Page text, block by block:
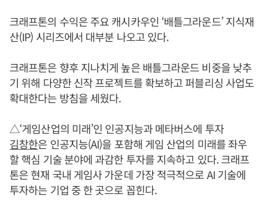
크래프톤의 수익은 주요 캐시카우인 ‘배틀그라운드’ 지식재
산(IP) 시리즈에서 대부분 나오고 있다.
크래프톤은 향후 지나치게 높은 배틀그라운드 비중을 낮추
기 위해 다양한 신작 프로젝트를 확보하고 퍼블리싱 사업도
확대한다는 방침을 세웠다.
△‘게임산업의 미래’인 인공지능과 메타버스에 투자
김창한은 인공지능(AI)을 포함해 게임 산업의 미래를 좌우
할 핵심 기술 분야에 과감한 투자를 지속하고 있다. 크래프
톤은 현재 국내 게임사 가운데 가장 적극적으로 AI 기술에
투자하는 기업 중 한 곳으로 꼽힌다.